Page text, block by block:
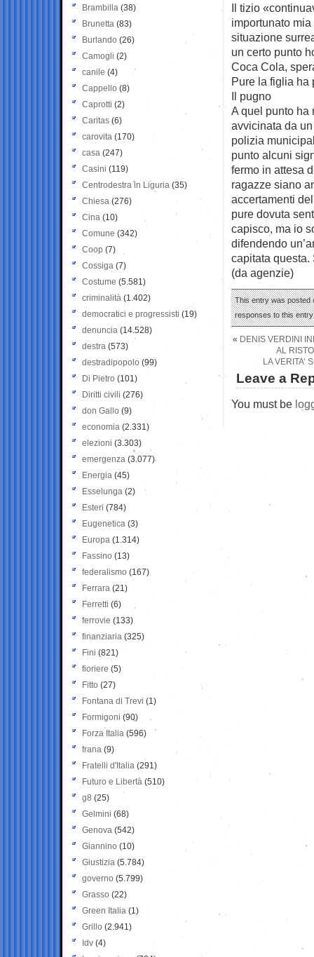
Il tizio
importunato
situazione
un certo punto
Coca Cola,
Pure la figlia ha
Il pugno
A quel punto ha
avvicinata da
polizia
punto alcuni
fermo in attesa
ragazze siano
accertamenti
pure dovuta
capisco, ma io
difendendo
capitata questa.
(da agenzie)
This entry was posted
responses to this
« DENIS VERDINI
AL
LA VERITA’
Leave a
You must be
Brambilla (38)
Brunetta (83)
Burlando (26)
Camogli (2)
canile (4)
Cappello (8)
Caprotti (2)
Caritas (6)
carovita (170)
casa (247)
Casini (119)
Centrodestra in Liguria (35)
Chiesa (276)
Cina (10)
Comune (342)
Coop (7)
Cossiga (7)
Costume (5.581)
criminalità (1.402)
democratici e progressisti (19)
denuncia (14.528)
destra (573)
destradipopolo (99)
Di Pietro (101)
Diritti civili (276)
don Gallo (9)
economia (2.331)
elezioni (3.303)
emergenza (3.077)
Energia (45)
Esselunga (2)
Esteri (784)
Eugenetica (3)
Europa (1.314)
Fassino (13)
federalismo (167)
Ferrara (21)
Ferretti (6)
ferrovie (133)
finanziaria (325)
Fini (821)
fioriere (5)
Fitto (27)
Fontana di Trevi (1)
Formigoni (90)
Forza Italia (596)
frana (9)
Fratelli d'Italia (291)
Futuro e Libertà (510)
g8 (25)
Gelmini (68)
Genova (542)
Giannino (10)
Giustizia (5.784)
governo (5.799)
Grasso (22)
Green Italia (1)
Grillo (2.941)
Idv (4)